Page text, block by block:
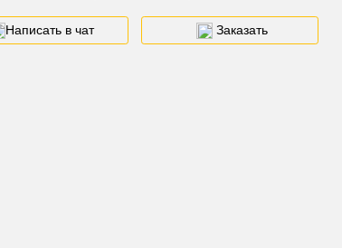
Написать в чат Заказать